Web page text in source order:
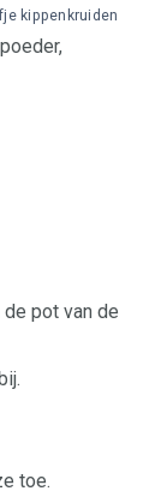
kippenkruiden
pot van de
toe.